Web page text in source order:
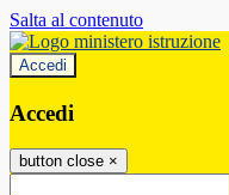
Salta al contenuto
Accedi
Accedi
button close ×